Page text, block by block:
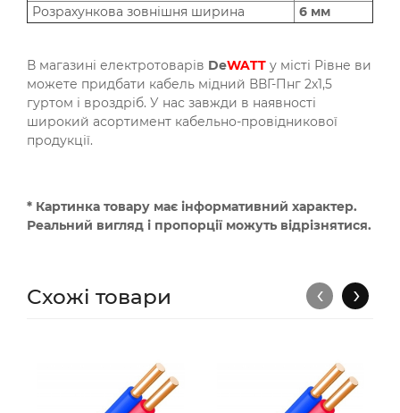
Розрахункова зовнішня ширина
6 мм
В магазині електротоварів DeWATT у місті Рівне ви
можете придбати кабель мідний ВВГ-Пнг 2х1,5
гуртом і вроздріб. У нас завжди в наявності
широкий асортимент кабельно-провідникової
продукції.
* Картинка товару має інформативний характер.
Реальний вигляд і пропорції можуть відрізнятися.
Схожі товари ‹ ›